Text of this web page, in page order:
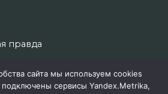
правда
сайта мы используем cookies
подключены сервисы Yandex.Metrika,